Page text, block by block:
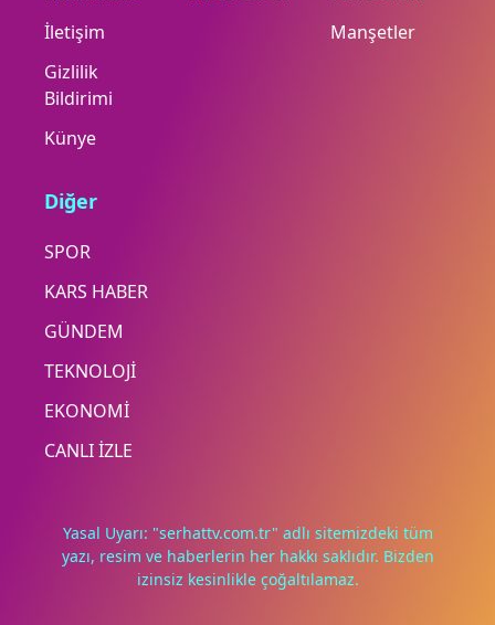
İletişim
Gizlilik
Bildirimi
Künye
Manşetler
Diğer
SPOR
KARS HABER
GÜNDEM
TEKNOLOJİ
EKONOMİ
CANLI İZLE
Yasal Uyarı: "serhattv.com.tr" adlı sitemizdeki tüm
yazı, resim ve haberlerin her hakkı saklıdır. Bizden
izinsiz kesinlikle çoğaltılamaz.